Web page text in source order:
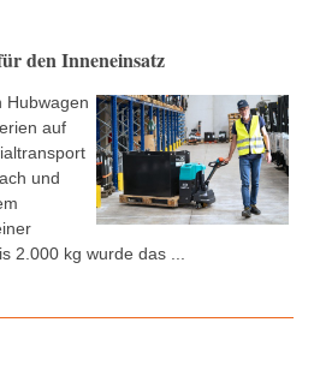
den Inneneinsatz
Hubwagen
auf
und
2.000 kg wurde das ...